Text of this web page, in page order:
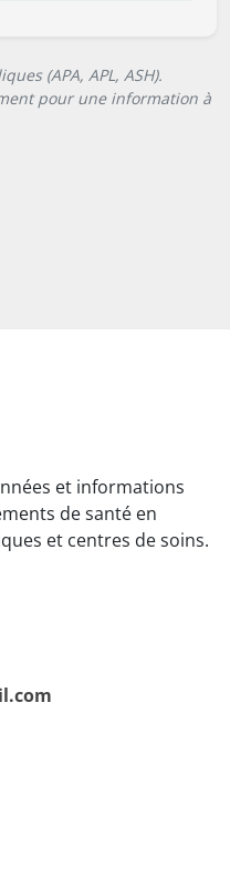
(APA, APL, ASH).
pour une information à
et informations
de santé en
et centres de soins.